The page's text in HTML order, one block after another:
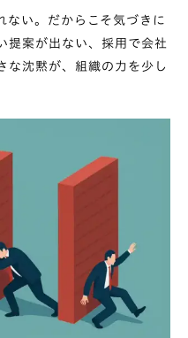
ない。だからこそ気づきに
提案が出ない、採用で会社
な沈黙が、組織の力を少し